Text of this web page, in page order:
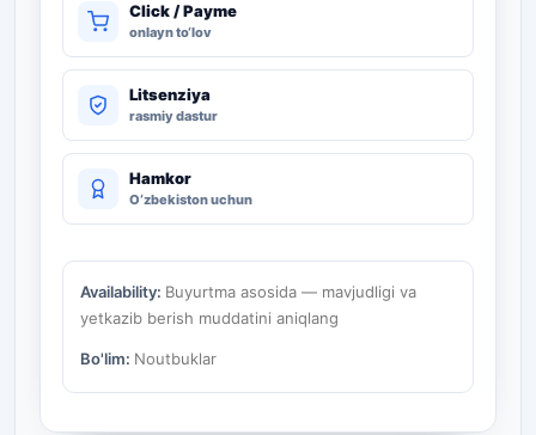
Click / Payme
onlayn to‘lov
Litsenziya
rasmiy dastur
Hamkor
O‘zbekiston uchun
Availability: Buyurtma asosida — mavjudligi va
yetkazib berish muddatini aniqlang
Bo'lim: Noutbuklar